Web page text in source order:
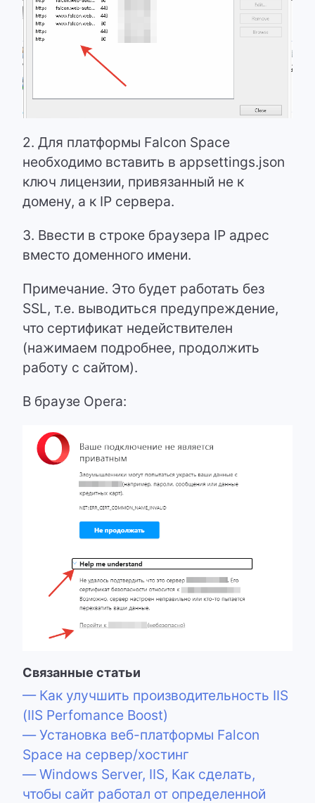
2. Для платформы Falcon Space
необходимо вставить в appsettings.json
ключ лицензии, привязанный не к
домену, а к IP сервера.
3. Ввести в строке браузера IP адрес
вместо доменного имени.
Примечание. Это будет работать без
SSL, т.е. выводиться предупреждение,
что сертификат недействителен
(нажимаем подробнее, продолжить
работу с сайтом).
В браузе Opera:
Связанные статьи
— Как улучшить производительность IIS
(IIS Perfomance Boost)
— Установка веб-платформы Falcon
Space на сервер/хостинг
— Windows Server, IIS, Как сделать,
чтобы сайт работал от определенной